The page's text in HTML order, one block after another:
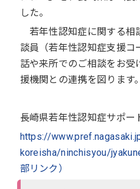
した。
若年性認知症に関する相
談員（若年性認知症支援コ
話や来所でのご相談をお受
援機関との連携を図ります。
長崎県若年性認知症サポー
https://
koreisha/ninchisyou/
部リンク）